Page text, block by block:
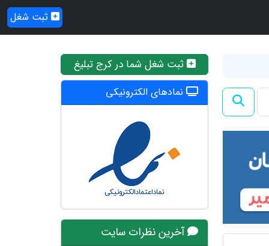
ثبت شغل
ثبت شغل شما در کرج تبلیغ
نمادهای الکترونیکی
آخرین نظرات سایت